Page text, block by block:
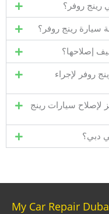
رينج روفر؟
سيارة رينج روفر؟
إصلاحها؟
روفر لإجراء
لإصلاح سيارات رينج
دبي؟
My Car Repair